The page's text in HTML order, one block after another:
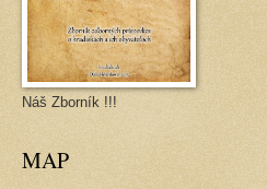
Náš Zborník !!!
MAP